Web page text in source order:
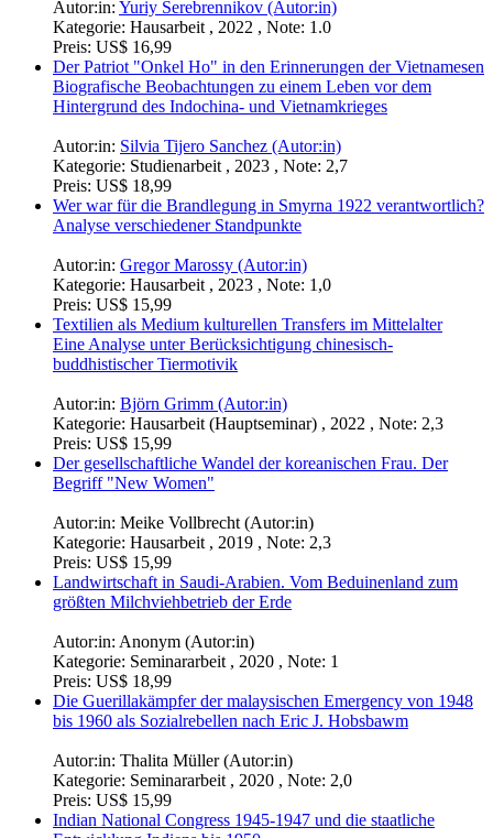
Autor:in: Yuriy Serebrennikov (Autor:in)
Kategorie: Hausarbeit , 2022 , Note: 1.0
Preis: US$ 16,99
Der Patriot "Onkel Ho" in den Erinnerungen der Vietnamesen
Biografische Beobachtungen zu einem Leben vor dem
Hintergrund des Indochina- und Vietnamkrieges
Autor:in: Silvia Tijero Sanchez (Autor:in)
Kategorie: Studienarbeit , 2023 , Note: 2,7
Preis: US$ 18,99
Wer war für die Brandlegung in Smyrna 1922 verantwortlich?
Analyse verschiedener Standpunkte
Autor:in: Gregor Marossy (Autor:in)
Kategorie: Hausarbeit , 2023 , Note: 1,0
Preis: US$ 15,99
Textilien als Medium kulturellen Transfers im Mittelalter
Eine Analyse unter Berücksichtigung chinesisch-
buddhistischer Tiermotivik
Autor:in: Björn Grimm (Autor:in)
Kategorie: Hausarbeit (Hauptseminar) , 2022 , Note: 2,3
Preis: US$ 15,99
Der gesellschaftliche Wandel der koreanischen Frau. Der
Begriff "New Women"
Autor:in: Meike Vollbrecht (Autor:in)
Kategorie: Hausarbeit , 2019 , Note: 2,3
Preis: US$ 15,99
Landwirtschaft in Saudi-Arabien. Vom Beduinenland zum
größten Milchviehbetrieb der Erde
Autor:in: Anonym (Autor:in)
Kategorie: Seminararbeit , 2020 , Note: 1
Preis: US$ 18,99
Die Guerillakämpfer der malaysischen Emergency von 1948
bis 1960 als Sozialrebellen nach Eric J. Hobsbawm
Autor:in: Thalita Müller (Autor:in)
Kategorie: Seminararbeit , 2020 , Note: 2,0
Preis: US$ 15,99
Indian National Congress 1945-1947 und die staatliche